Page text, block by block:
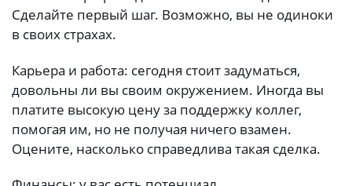
Сделайте первый шаг. Возможно, вы не одиноки
в своих страхах.
Карьера и работа: сегодня стоит задуматься,
довольны ли вы своим окружением. Иногда вы
платите высокую цену за поддержку коллег,
помогая им, но не получая ничего взамен.
Оцените, насколько справедлива такая сделка.